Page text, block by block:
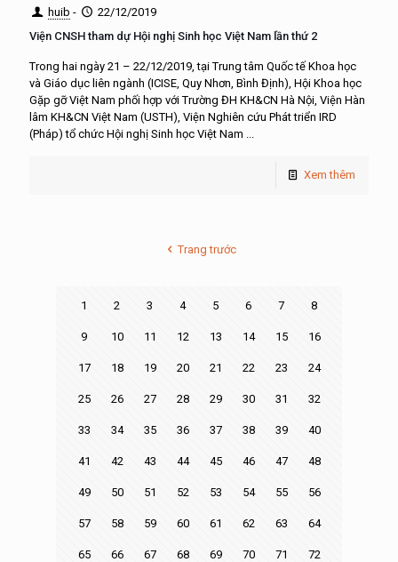
huib -
22/12/2019
Viện CNSH tham dự Hội nghị Sinh học Việt Nam lần thứ 2
Trong hai ngày 21 – 22/12/2019, tại Trung tâm Quốc tế Khoa học
và Giáo dục liên ngành (ICISE, Quy Nhơn, Bình Định), Hội Khoa học
Gặp gỡ Việt Nam phối hợp với Trường ĐH KH&CN Hà Nội, Viện Hàn
lâm KH&CN Việt Nam (USTH), Viện Nghiên cứu Phát triển IRD
(Pháp) tổ chức Hội nghị Sinh học Việt Nam ...
Xem thêm
Trang trước
1 2 3 4 5 6 7 8
9 10 11 12 13 14 15 16
17 18 19 20 21 22 23 24
25 26 27 28 29 30 31 32
33 34 35 36 37 38 39 40
41 42 43 44 45 46 47 48
49 50 51 52 53 54 55 56
57 58 59 60 61 62 63 64
65 66 67 68 69 70 71 72